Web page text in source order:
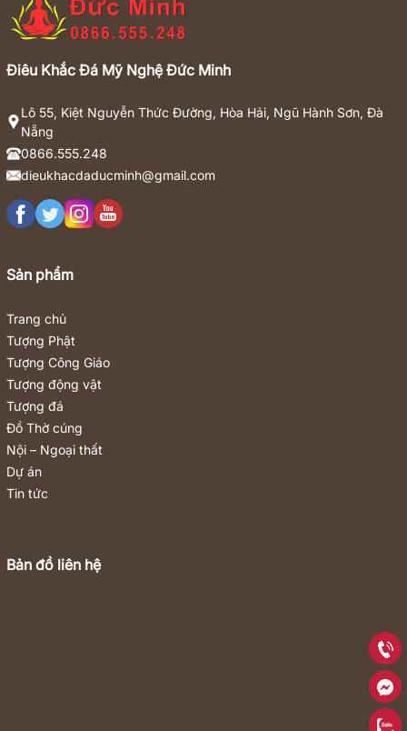
Điêu Khắc Đá Mỹ Nghệ Đức Minh
Lô 55, Kiệt Nguyễn Thức Đường, Hòa Hải, Ngũ Hành Sơn, Đà
Nẵng
0866.555.248
dieukhacdaducminh@gmail.com
Sản phẩm
Trang chủ
Tượng Phật
Tượng Công Giáo
Tượng động vật
Tượng đá
Đồ Thờ cúng
Nội – Ngoại thất
Dự án
Tin tức
Bản đồ liên hệ